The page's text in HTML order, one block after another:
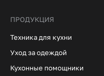
ПРОДУКЦИЯ
Техника для кухни
Уход за одеждой
Кухонные помощники